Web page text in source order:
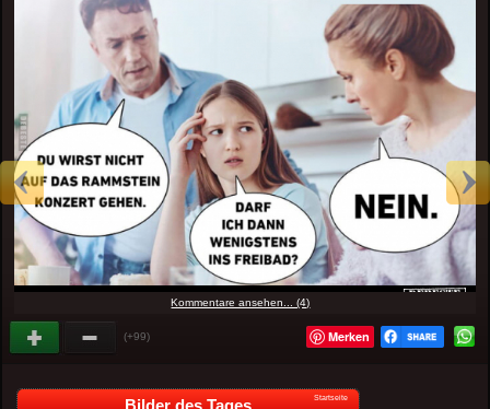
Kommentare ansehen... (4)
(+99) Merken
Bilder des Tages Startseite